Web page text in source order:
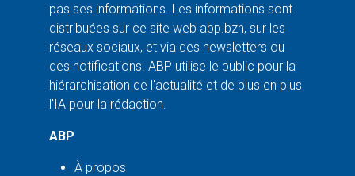
pas ses informations. Les informations sont
distribuées sur ce site web abp.bzh, sur les
réseaux sociaux, et via des newsletters ou
des notifications. ABP utilise le public pour la
hiérarchisation de l'actualité et de plus en plus
l'IA pour la rédaction.
ABP
À propos